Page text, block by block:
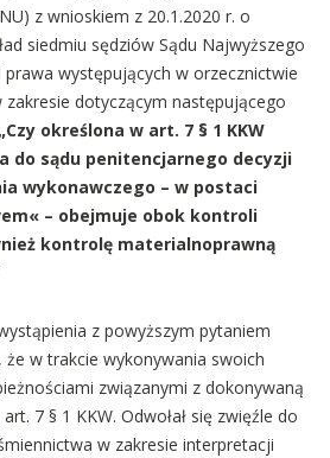
z wnioskiem z 20.1.2020 r. o
siedmiu sędziów Sądu Najwyższego
prawa występujących w orzecznictwie
dotyczącym następującego
„Czy określona w art. 7 § 1 KKW
do sądu penitencjarnego decyzji
wykonawczego – w postaci
– obejmuje obok kontroli
kontrolę materialnoprawną
z powyższym pytaniem
że w trakcie wykonywania swoich
związanymi z dokonywaną
7 § 1 KKW. Odwołał się zwięźle do
w zakresie interpretacji